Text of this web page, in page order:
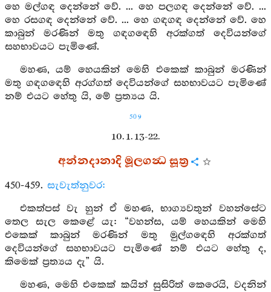
හෙ මල්ගඳ දෙන්නේ වේ. ... හෙ පලගඳ දෙන්නේ වේ. ...
හෙ රසගඳ දෙන්නේ වේ. ... හෙ ගඳගඳ දෙන්නේ වේ. හෙ
කාබුන් මරණින් මතු ගඳගඳෙහි අරක්ගත් දෙවියන්ගේ
සහභාවයට පැමිණේ.
මහණ, යම් හෙයකින් මෙහි එකෙක් කාබුන් මරණින්
මතු ගඳගඳෙහි අරග්ගත් දෙවියන්ගේ සහභාවයට පැමිණේ
නම් එයට හේතු යි, මේ ප්‍රත්‍යය යි.
509
10. 1. 13-22.
අන්නදානාදි මූලගන්‍ධ සූත්‍ර
450-459. සැවැත්නුවර:
එකත්පස් වැ හුන් ඒ මහණ, භාග්‍යවතුන් වහන්සේට
තෙල සැල කෙළේ යැ: “වහන්ස, යම් හෙයකින් මෙහි
එකෙක් කාබුන් මරණින් මතු මුල්ගඳෙහි අරක්ගත්
දෙවියන්ගේ සහභාවයට පැමිණේ නම් එයට හේතු ද,
කිමෙක් ප්‍රත්‍යය දැ” යි.
මහණ, මෙහි එකෙක් කයින් සුසිරිත් කෙරෙයි, වදනින්